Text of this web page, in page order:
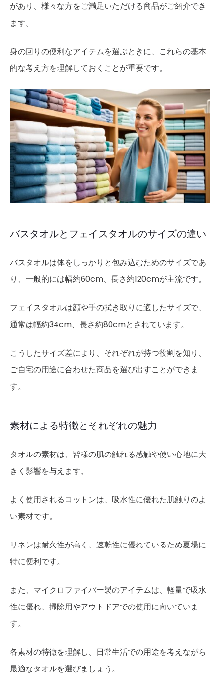
があり、様々な方をご満足いただける商品がご紹介でき
ます。
身の回りの便利なアイテムを選ぶときに、これらの基本
的な考え方を理解しておくことが重要です。
バスタオルとフェイスタオルのサイズの違い
バスタオルは体をしっかりと包み込むためのサイズであ
り、一般的には幅約60cm、長さ約120cmが主流です。
フェイスタオルは顔や手の拭き取りに適したサイズで、
通常は幅約34cm、長さ約80cmとされています。
こうしたサイズ差により、それぞれが持つ役割を知り、
ご自宅の用途に合わせた商品を選び出すことができま
す。
素材による特徴とそれぞれの魅力
タオルの素材は、皆様の肌の触れる感触や使い心地に大
きく影響を与えます。
よく使用されるコットンは、吸水性に優れた肌触りのよ
い素材です。
リネンは耐久性が高く、速乾性に優れているため夏場に
特に便利です。
また、マイクロファイバー製のアイテムは、軽量で吸水
性に優れ、掃除用やアウトドアでの使用に向いていま
す。
各素材の特徴を理解し、日常生活での用途を考えながら
最適なタオルを選びましょう。